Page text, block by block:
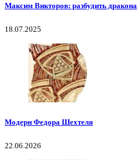
Максим Викторов: разбудить дракона
18.07.2025
Модерн Федора Шехтеля
22.06.2026